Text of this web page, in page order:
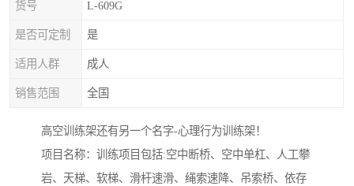
货号 L-609G
是否可定制 是
适用人群 成人
销售范围 全国
高空训练架还有另一个名字-心理行为训练架！
项目名称：训练项目包括:空中断桥、空中单杠、人工攀
岩、天梯、软梯、滑杆速滑、绳索速降、吊索桥、依存